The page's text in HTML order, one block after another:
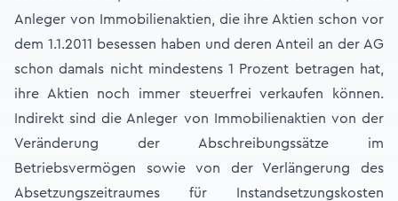
Anleger von Immobilienaktien, die ihre Aktien schon vor
dem 1.1.2011 besessen haben und deren Anteil an der AG
schon damals nicht mindestens 1 Prozent betragen hat,
ihre Aktien noch immer steuerfrei verkaufen können.
Indirekt sind die Anleger von Immobilienaktien von der
Veränderung der Abschreibungssätze im
Betriebsvermögen sowie von der Verlängerung des
Absetzungszeitraumes für Instandsetzungskosten